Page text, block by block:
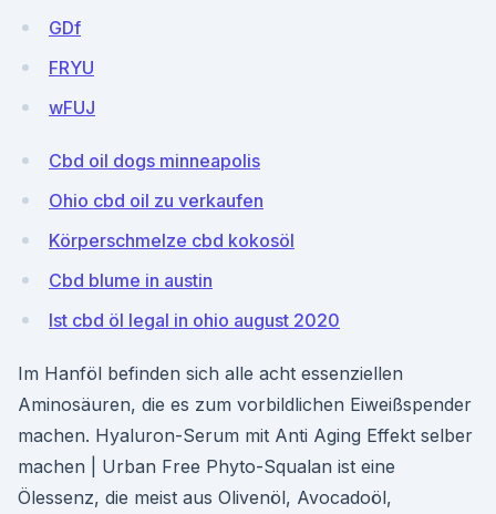
GDf
FRYU
wFUJ
Cbd oil dogs minneapolis
Ohio cbd oil zu verkaufen
Körperschmelze cbd kokosöl
Cbd blume in austin
Ist cbd öl legal in ohio august 2020
Im Hanföl befinden sich alle acht essenziellen
Aminosäuren, die es zum vorbildlichen Eiweißspender
machen. Hyaluron-Serum mit Anti Aging Effekt selber
machen | Urban Free Phyto-Squalan ist eine
Ölessenz, die meist aus Olivenöl, Avocadoöl,